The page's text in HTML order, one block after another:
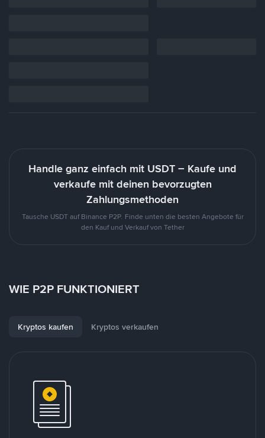
Handle ganz einfach mit USDT – Kaufe und
verkaufe mit deinen bevorzugten
Zahlungsmethoden
Tausche USDT auf Binance P2P. Finde unten die besten Angebote für
den Kauf und Verkauf von Tether
WIE P2P FUNKTIONIERT
Kryptos kaufen Kryptos verkaufen